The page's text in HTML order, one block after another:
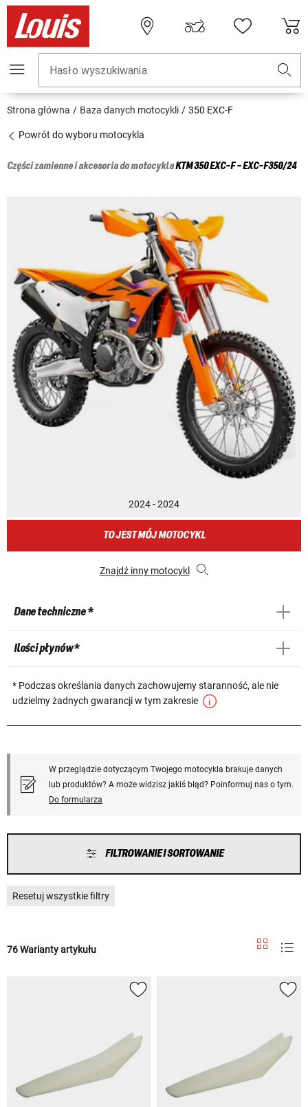
Hasło wyszukiwania
Strona główna Baza danych motocykli 350 EXC-F
Powrót do wyboru motocykla
Części zamienne i akcesoria do motocyklaKTM350 EXC-F - EXC-F350/24
2024 - 2024
TO JEST MÓJ MOTOCYKL
Znajdź inny motocykl
Dane techniczne *
Ilości płynów *
* Podczas określania danych zachowujemy staranność, ale nie
udzielmy żadnych gwarancji w tym zakresie
W przeglądzie dotyczącym Twojego motocykla brakuje danych
lub produktów? A może widzisz jakiś błąd? Poinformuj nas o tym.
Do formularza
FILTROWANIE I SORTOWANIE
Resetuj wszystkie filtry
76 Warianty artykułu